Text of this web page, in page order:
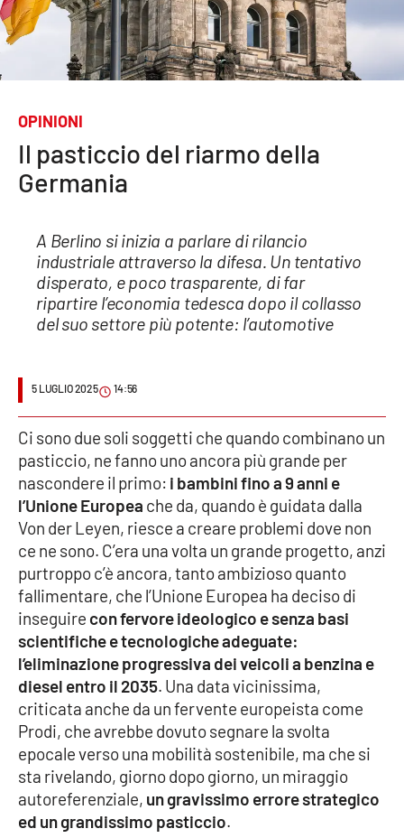
Sanità
Sport
Podcast
Meteo
Editoriali
VIDEO
Cronaca
Cultura
Economia e Lavoro
Politica
Sanità
Società
Sport
RUBRICHE
Good Morning Vietnam
Parchi Marini Calabria
OPINIONI
Il pasticcio del riarmo della
Germania
A Berlino si inizia a parlare di rilancio
industriale attraverso la difesa. Un tentativo
disperato, e poco trasparente, di far
ripartire l’economia tedesca dopo il collasso
del suo settore più potente: l’automotive
5 LUGLIO 2025 14:56
Ci sono due soli soggetti che quando combinano un
pasticcio, ne fanno uno ancora più grande per
nascondere il primo: i bambini fino a 9 anni e
l’Unione Europea che da, quando è guidata dalla
Von der Leyen, riesce a creare problemi dove non
ce ne sono. C’era una volta un grande progetto, anzi
purtroppo c’è ancora, tanto ambizioso quanto
fallimentare, che l’Unione Europea ha deciso di
inseguire con fervore ideologico e senza basi
scientifiche e tecnologiche adeguate:
l’eliminazione progressiva dei veicoli a benzina e
diesel entro il 2035. Una data vicinissima,
criticata anche da un fervente europeista come
Prodi, che avrebbe dovuto segnare la svolta
epocale verso una mobilità sostenibile, ma che si
sta rivelando, giorno dopo giorno, un miraggio
autoreferenziale, un gravissimo errore strategico
ed un grandissimo pasticcio.